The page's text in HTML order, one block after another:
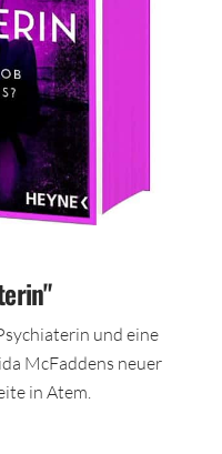
und eine
McFaddens neuer
in Atem.